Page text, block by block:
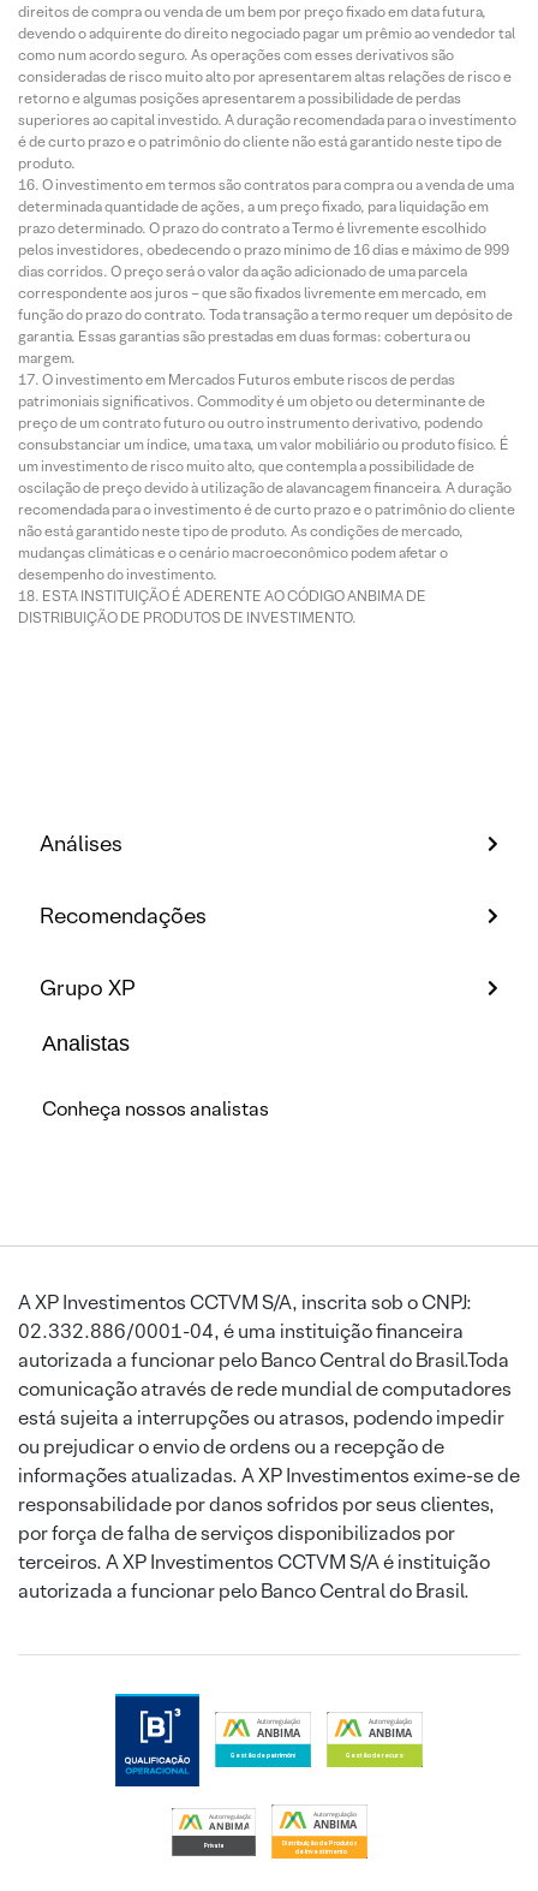
direitos de compra ou venda de um bem por preço fixado em data futura,
devendo o adquirente do direito negociado pagar um prêmio ao vendedor tal
como num acordo seguro. As operações com esses derivativos são
consideradas de risco muito alto por apresentarem altas relações de risco e
retorno e algumas posições apresentarem a possibilidade de perdas
superiores ao capital investido. A duração recomendada para o investimento
é de curto prazo e o patrimônio do cliente não está garantido neste tipo de
produto.
O investimento em termos são contratos para compra ou a venda de uma
determinada quantidade de ações, a um preço fixado, para liquidação em
prazo determinado. O prazo do contrato a Termo é livremente escolhido
pelos investidores, obedecendo o prazo mínimo de 16 dias e máximo de 999
dias corridos. O preço será o valor da ação adicionado de uma parcela
correspondente aos juros – que são fixados livremente em mercado, em
função do prazo do contrato. Toda transação a termo requer um depósito de
garantia. Essas garantias são prestadas em duas formas: cobertura ou
margem.
O investimento em Mercados Futuros embute riscos de perdas
patrimoniais significativos. Commodity é um objeto ou determinante de
preço de um contrato futuro ou outro instrumento derivativo, podendo
consubstanciar um índice, uma taxa, um valor mobiliário ou produto físico. É
um investimento de risco muito alto, que contempla a possibilidade de
oscilação de preço devido à utilização de alavancagem financeira. A duração
recomendada para o investimento é de curto prazo e o patrimônio do cliente
não está garantido neste tipo de produto. As condições de mercado,
mudanças climáticas e o cenário macroeconômico podem afetar o
desempenho do investimento.
ESTA INSTITUIÇÃO É ADERENTE AO CÓDIGO ANBIMA DE
DISTRIBUIÇÃO DE PRODUTOS DE INVESTIMENTO.
Análises
Recomendações
Grupo XP
Analistas
Conheça nossos analistas
A XP Investimentos CCTVM S/A, inscrita sob o CNPJ:
02.332.886/0001-04, é uma instituição financeira
autorizada a funcionar pelo Banco Central do Brasil.Toda
comunicação através de rede mundial de computadores
está sujeita a interrupções ou atrasos, podendo impedir
ou prejudicar o envio de ordens ou a recepção de
informações atualizadas. A XP Investimentos exime-se de
responsabilidade por danos sofridos por seus clientes,
por força de falha de serviços disponibilizados por
terceiros. A XP Investimentos CCTVM S/A é instituição
autorizada a funcionar pelo Banco Central do Brasil.